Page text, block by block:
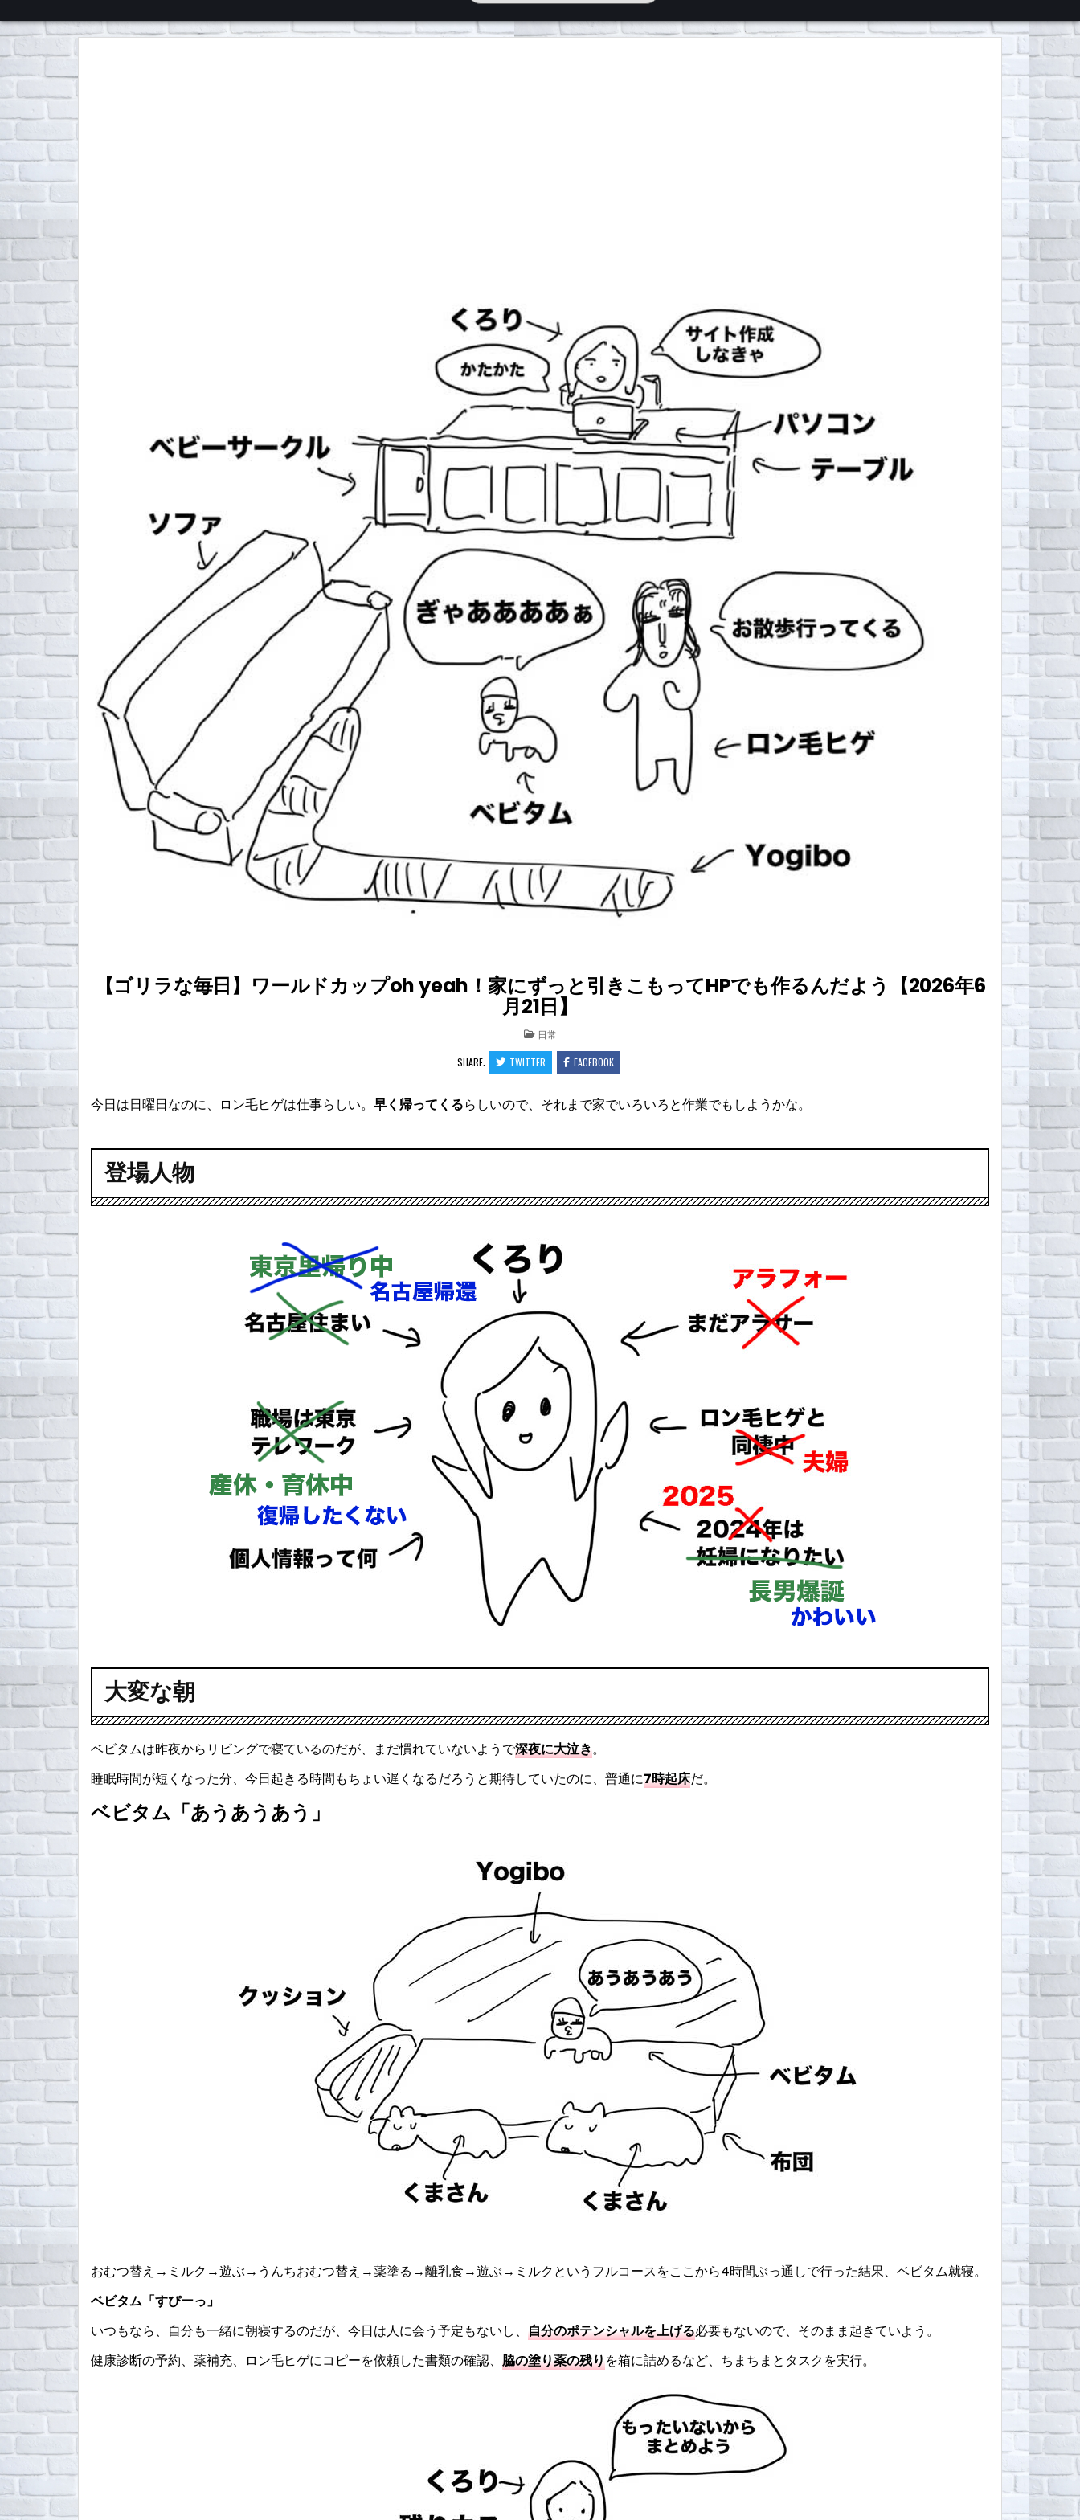
くろチャンネル
【ゴリラな毎日】ワールドカップoh yeah！家にずっと引きこもってHPでも作るんだよう【2026年6
月21日】
POSTED
IN
日常
SHARE: TWITTER FACEBOOK
今日は日曜日なのに、ロン毛ヒゲは仕事らしい。 早く帰ってくるらしいので、それまで家でいろいろと作業でもしようかな。
登場人物
大変な朝
ベビタムは昨夜からリビングで寝ているのだが、まだ慣れていないようで深夜に大泣き。
睡眠時間が短くなった分、今日起きる時間もちょい遅くなるだろうと期待していたのに、普通に7時起床だ。
ベビタム「あうあうあう」
おむつ替え→ミルク→遊ぶ→うんちおむつ替え→薬塗る→離乳食→遊ぶ→ミルクというフルコースをここから4時間ぶっ通しで行った結果、ベビタム就寝。
ベビタム「すぴーっ」
いつもなら、自分も一緒に朝寝するのだが、今日は人に会う予定もないし、 自分のポテンシャルを上げる必要もないので、そのまま起きていよう。
健康診断の予約、薬補充、ロン毛ヒゲにコピーを依頼した書類の確認、 脇の塗り薬の残りを箱に詰めるなど、ちまちまとタスクを実行。